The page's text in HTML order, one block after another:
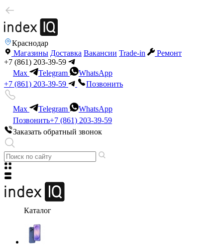
Краснодар
Магазины Доставка Вакансии Trade-in
Ремонт
+7 (861) 203-39-59
Max
Telegram
WhatsApp
+7 (861) 203-39-59
Позвонить
Max Telegram
WhatsApp
Позвонить+7 (861) 203-39-59
Заказать обратный звонок
Каталог